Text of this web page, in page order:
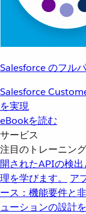
Salesforce のフル
Salesforce
を実現
eBookを読む
サービス
注目のトレーニング
開されたAPIの検
理を学びます。
ア
ース：機能要件と
ューションの設計